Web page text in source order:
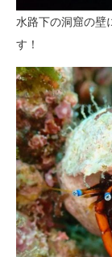
水路下の洞窟の壁
す！